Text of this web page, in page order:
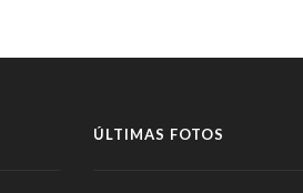
ÚLTIMAS FOTOS